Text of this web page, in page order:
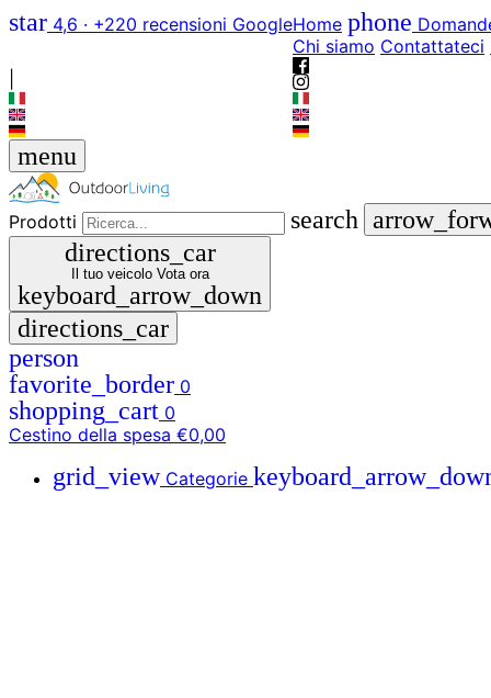
star 4,6 · +220 recensioni GoogleHome phone
Chi siamo Contattateci
menu
Prodotti search
directions_car
Il tuo veicolo Vota ora
keyboard_arrow_down
directions_car
person
favorite_border 0
shopping_cart 0
Cestino della spesa €0,00
grid_viewCategorie